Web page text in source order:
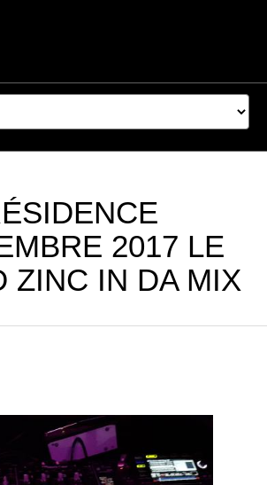
2017 LE
ZINC IN DA MIX